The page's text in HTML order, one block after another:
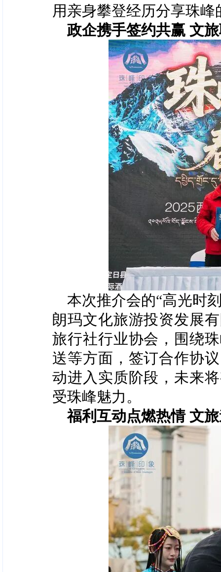
用亲身攀登经历分享珠
政企携手签约共赢 文
本次推介会的“高光时
朗玛文化旅游投资发展
旅行社行业协会，围绕
送等方面，签订合作协
动进入实质阶段，未来
受珠峰魅力。
福利互动点燃热情 文